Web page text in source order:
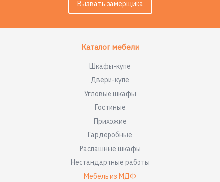
Вызвать замерщика
Каталог мебели
Шкафы-купе
Двери-купе
Угловые шкафы
Гостиные
Прихожие
Гардеробные
Распашные шкафы
Нестандартные работы
Мебель из МДФ